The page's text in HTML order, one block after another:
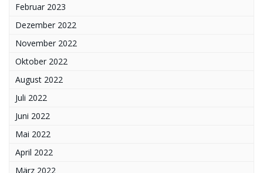
Februar 2023
Dezember 2022
November 2022
Oktober 2022
August 2022
Juli 2022
Juni 2022
Mai 2022
April 2022
März 2022